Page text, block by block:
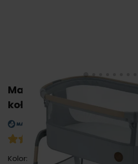
Maxi Cosi IORA Air
kołami i bujakiem
Kolor: